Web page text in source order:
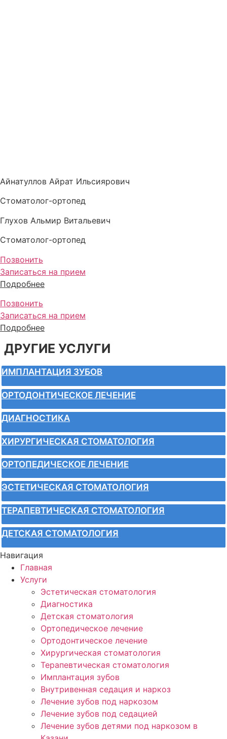
Айнатуллов Айрат Ильсиярович
Стоматолог-ортопед
Глухов Альмир Витальевич
Стоматолог-ортопед
Позвонить
Записаться на прием
Подробнее
Позвонить
Записаться на прием
Подробнее
ДРУГИЕ УСЛУГИ
ИМПЛАНТАЦИЯ ЗУБОВ
ОРТОДОНТИЧЕСКОЕ ЛЕЧЕНИЕ
ДИАГНОСТИКА
ХИРУРГИЧЕСКАЯ СТОМАТОЛОГИЯ
ОРТОПЕДИЧЕСКОЕ ЛЕЧЕНИЕ
ЭСТЕТИЧЕСКАЯ СТОМАТОЛОГИЯ
ТЕРАПЕВТИЧЕСКАЯ СТОМАТОЛОГИЯ
ДЕТСКАЯ СТОМАТОЛОГИЯ
Навигация
Главная
Услуги
Эстетическая стоматология
Диагностика
Детская стоматология
Ортопедическое лечение
Ортодонтическое лечение
Хирургическая стоматология
Терапевтическая стоматология
Имплантация зубов
Внутривенная седация и наркоз
Лечение зубов под наркозом
Лечение зубов под седацией
Лечение зубов детями под наркозом в